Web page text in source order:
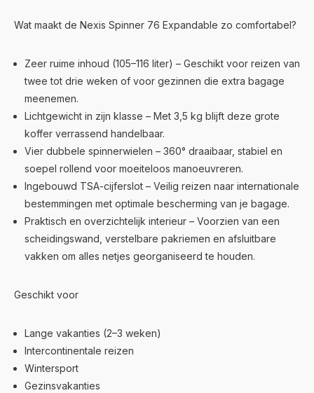
Wat maakt de Nexis Spinner 76 Expandable zo comfortabel?
Zeer ruime inhoud (105–116 liter) – Geschikt voor reizen van
twee tot drie weken of voor gezinnen die extra bagage
meenemen.
Lichtgewicht in zijn klasse – Met 3,5 kg blijft deze grote
koffer verrassend handelbaar.
Vier dubbele spinnerwielen – 360° draaibaar, stabiel en
soepel rollend voor moeiteloos manoeuvreren.
Ingebouwd TSA-cijferslot – Veilig reizen naar internationale
bestemmingen met optimale bescherming van je bagage.
Praktisch en overzichtelijk interieur – Voorzien van een
scheidingswand, verstelbare pakriemen en afsluitbare
vakken om alles netjes georganiseerd te houden.
Geschikt voor
Lange vakanties (2–3 weken)
Intercontinentale reizen
Wintersport
Gezinsvakanties